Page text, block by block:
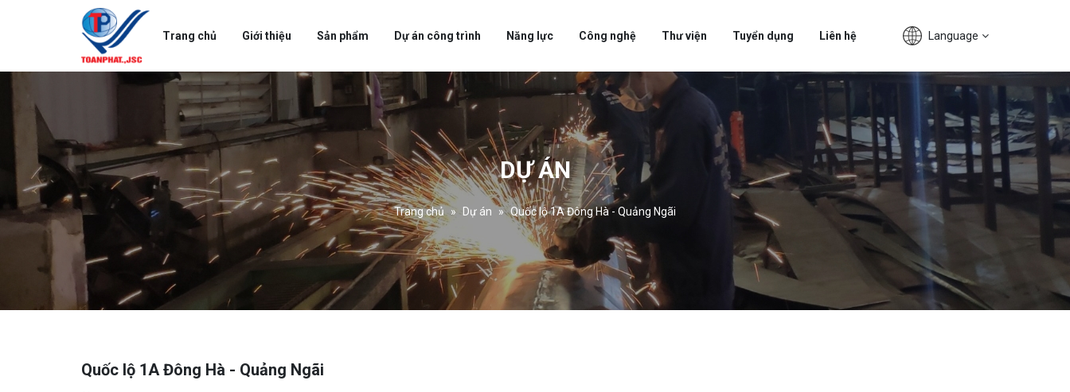
Trang chủ Giới thiệu Sản phẩm Dự án công trình Năng lực Công nghệ Thư viện Tuyển dụng Liên hệ Language
DỰ ÁN
Trang chủ Dự án Quốc lộ 1A Đông Hà - Quảng Ngãi
Quốc lộ 1A Đông Hà - Quảng Ngãi